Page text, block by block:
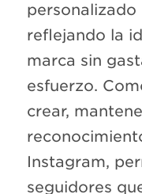
reflejando la
marca sin
esfuerzo.
crear,
Instagram,
seguidores